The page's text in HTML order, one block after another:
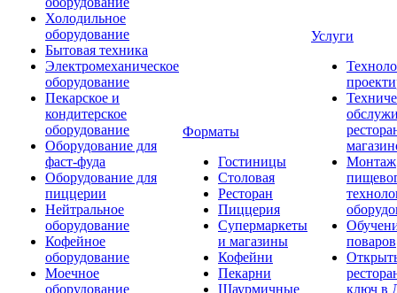
Холодильное
оборудование
Бытовая техника
Электромеханическое
оборудование
Пекарское и
кондитерское
оборудование
Оборудование для
фаст-фуда
Оборудование для
пиццерии
Нейтральное
оборудование
Кофейное
оборудование
Моечное
оборудование
Форматы
Гостиницы
Столовая
Ресторан
Пиццерия
Супермаркеты
и магазины
Кофейни
Пекарни
Шаурмичные
Услуги
Монтаж
поваров
ключ в